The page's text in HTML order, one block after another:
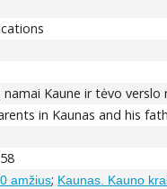
Kaune ir tėvo
in Kaunas and his
amžius; Kaunas. Kauno